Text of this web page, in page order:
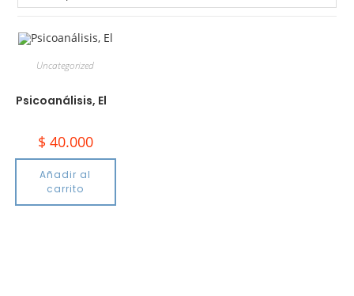
Uncategorized
Psicoanálisis, El
$ 40.000
Añadir al
carrito